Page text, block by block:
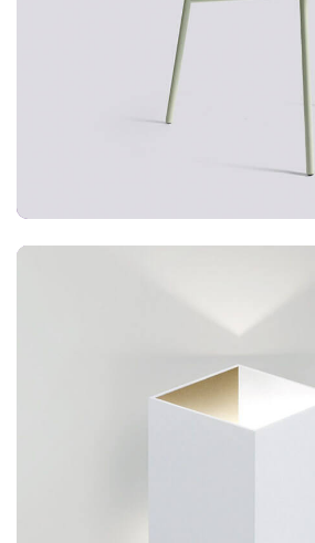
DEVELOPMENT